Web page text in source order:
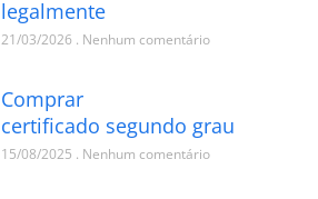
legalmente
21/03/2026 Nenhum comentário
Comprar
certificado segundo grau
15/08/2025 Nenhum comentário